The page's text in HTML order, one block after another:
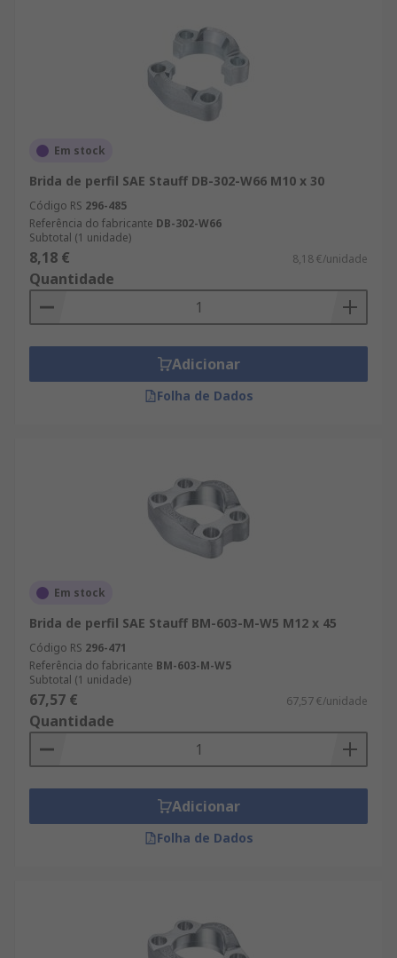
Em stock
Brida de perfil SAE Stauff DB-302-W66 M10 x 30
Código RS 296-485
Referência do fabricante DB-302-W66
Subtotal (1 unidade)
8,18 € 8,18 €/unidade
Quantidade
Adicionar
Folha de Dados
Em stock
Brida de perfil SAE Stauff BM-603-M-W5 M12 x 45
Código RS 296-471
Referência do fabricante BM-603-M-W5
Subtotal (1 unidade)
67,57 € 67,57 €/unidade
Quantidade
Adicionar
Folha de Dados